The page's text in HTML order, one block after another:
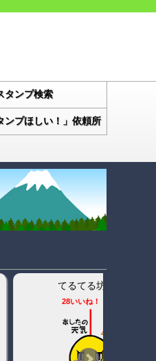
タンプ検索
ンプほしい！」依頼所
マナーマン スタン